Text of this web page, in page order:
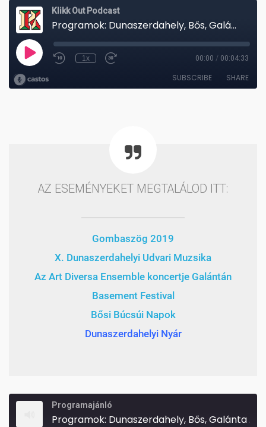
AZ ESEMÉNYEKET MEGTALÁLOD ITT:
Gombaszög 2019
X. Dunaszerdahelyi Udvari Muzsika
Az Art Diversa Ensemble koncertje Galántán
Basement Festival
Bősi Búcsúi Napok
Dunaszerdahelyi Nyár
Programajánló
Programok: Dunaszerdahely, Bős, Galánta és Gombaszög, jövünk!